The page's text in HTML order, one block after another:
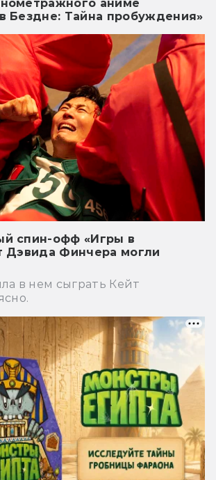
аниме
Бездне: Тайна пробуждения»
спин-офф «Игры в
Дэвида Финчера могли
в нем сыграть Кейт